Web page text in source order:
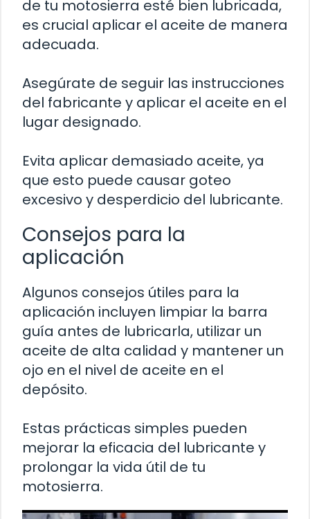
de tu motosierra esté bien lubricada,
es crucial aplicar el aceite de manera
adecuada.
Asegúrate de seguir las instrucciones
del fabricante y aplicar el aceite en el
lugar designado.
Evita aplicar demasiado aceite, ya
que esto puede causar goteo
excesivo y desperdicio del lubricante.
Consejos para la
aplicación
Algunos consejos útiles para la
aplicación incluyen limpiar la barra
guía antes de lubricarla, utilizar un
aceite de alta calidad y mantener un
ojo en el nivel de aceite en el
depósito.
Estas prácticas simples pueden
mejorar la eficacia del lubricante y
prolongar la vida útil de tu
motosierra.